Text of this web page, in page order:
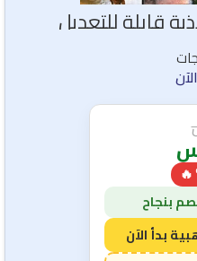
قابلة للتعديل